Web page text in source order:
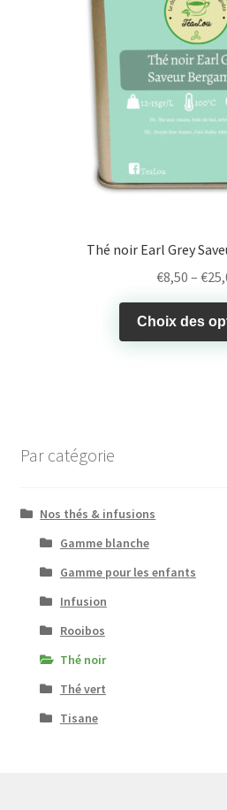
Thé noir Earl Grey
€8,50 – €
Choix des
Par catégorie
Nos thés & infusions
Gamme blanche
Gamme pour les enfants
Infusion
Rooibos
Thé noir
Thé vert
Tisane